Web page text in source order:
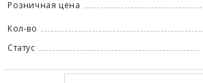
Розничная цена
Кол-во
Статус